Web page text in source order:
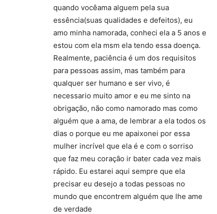
quando vocêama alguem pela sua
essência(suas qualidades e defeitos), eu
amo minha namorada, conheci ela a 5 anos e
estou com ela msm ela tendo essa doença.
Realmente, paciência é um dos requisitos
para pessoas assim, mas também para
qualquer ser humano e ser vivo, é
necessario muito amor e eu me sinto na
obrigação, não como namorado mas como
alguém que a ama, de lembrar a ela todos os
dias o porque eu me apaixonei por essa
mulher incrível que ela é e com o sorriso
que faz meu coração ir bater cada vez mais
rápido. Eu estarei aqui sempre que ela
precisar eu desejo a todas pessoas no
mundo que encontrem alguém que lhe ame
de verdade